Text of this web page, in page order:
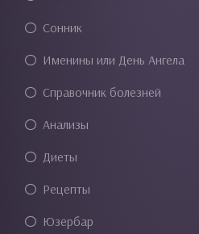
Сонник
Именины или День Ангела
Справочник болезней
Анализы
Диеты
Рецепты
Юзербар